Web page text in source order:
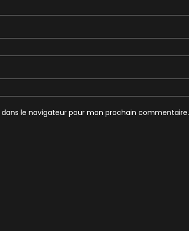
le navigateur pour mon prochain commentaire.